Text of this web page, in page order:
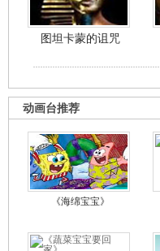
图坦卡蒙的诅咒
动画台推荐
《海绵宝宝》